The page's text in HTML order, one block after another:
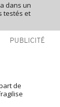
dans un
testés et
PUBLICITÉ
de